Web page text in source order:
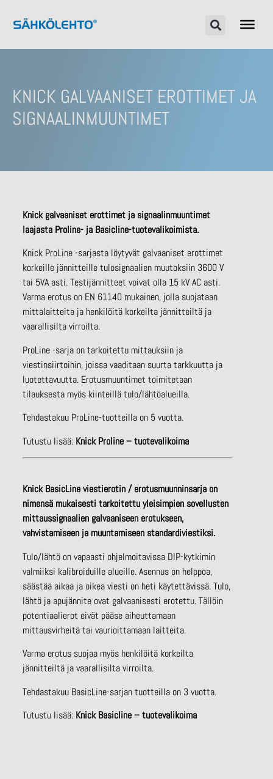
KNICK GALVAANISET EROTTIMET JA
SIGNAALINMUUNTIMET
Knick galvaaniset erottimet ja signaalinmuuntimet
laajasta Proline- ja Basicline-tuotevalikoimista.
Knick ProLine -sarjasta löytyvät galvaaniset erottimet
korkeille jännitteille tulosignaalien muutoksiin 3600 V
tai 5VA asti. Testijännitteet voivat olla 15 kV AC asti.
Varma erotus on EN 61140 mukainen, jolla suojataan
mittalaitteita ja henkilöitä korkeilta jännitteiltä ja
vaarallisilta virroilta.
ProLine -sarja on tarkoitettu mittauksiin ja
viestinsiirtoihin, joissa vaaditaan suurta tarkkuutta ja
luotettavuutta. Erotusmuuntimet toimitetaan
tilauksesta myös kiinteillä tulo/lähtöalueilla.
Tehdastakuu ProLine-tuotteilla on 5 vuotta.
Tutustu lisää: Knick Proline – tuotevalikoima
Knick BasicLine viestierotin / erotusmuunninsarja on
nimensä mukaisesti tarkoitettu yleisimpien sovellusten
mittaussignaalien galvaaniseen erotukseen,
vahvistamiseen ja muuntamiseen standardiviestiksi.
Tulo/lähtö on vapaasti ohjelmoitavissa DIP-kytkimin
valmiiksi kalibroiduille alueille. Asennus on helppoa,
säästää aikaa ja oikea viesti on heti käytettävissä. Tulo,
lähtö ja apujännite ovat galvaanisesti erotettu. Tällöin
potentiaalierot eivät pääse aiheuttamaan
mittausvirheitä tai vaurioittamaan laitteita.
Varma erotus suojaa myös henkilöitä korkeilta
jännitteiltä ja vaarallisilta virroilta.
Tehdastakuu BasicLine-sarjan tuotteilla on 3 vuotta.
Tutustu lisää: Knick Basicline – tuotevalikoima